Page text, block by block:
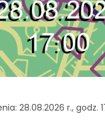
28.08.2026 r., godz.